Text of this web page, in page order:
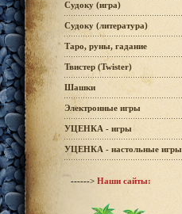
Судоку (игра)
Судоку (литература)
Таро, руны, гадание
Твистер (Twister)
Шашки
Электронные игры
УЦЕНКА - игры
УЦЕНКА - настольные игры
------> Наши сайты: